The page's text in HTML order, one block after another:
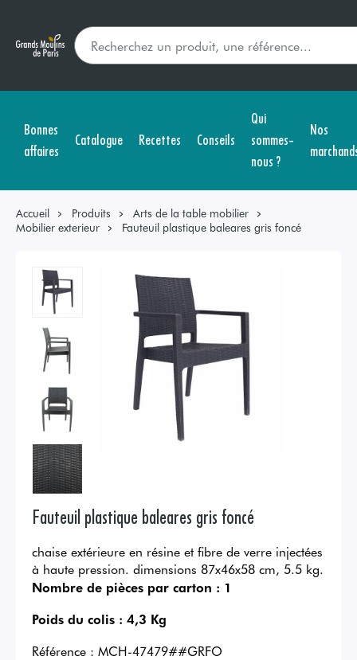
Bonnes
affaires
Catalogue Recettes Conseils
Qui
sommes-
nous ?
Nos
Accueil Produits
Arts de la table mobilier
Mobilier exterieur
Fauteuil plastique baleares gris foncé
Fauteuil plastique baleares gris foncé
chaise extérieure en résine et fibre de verre injectées
à haute pression. dimensions 87x46x58 cm, 5.5 kg.
Nombre de pièces par carton : 1
Poids du colis : 4,3 Kg
Référence : MCH-47479##GRFO